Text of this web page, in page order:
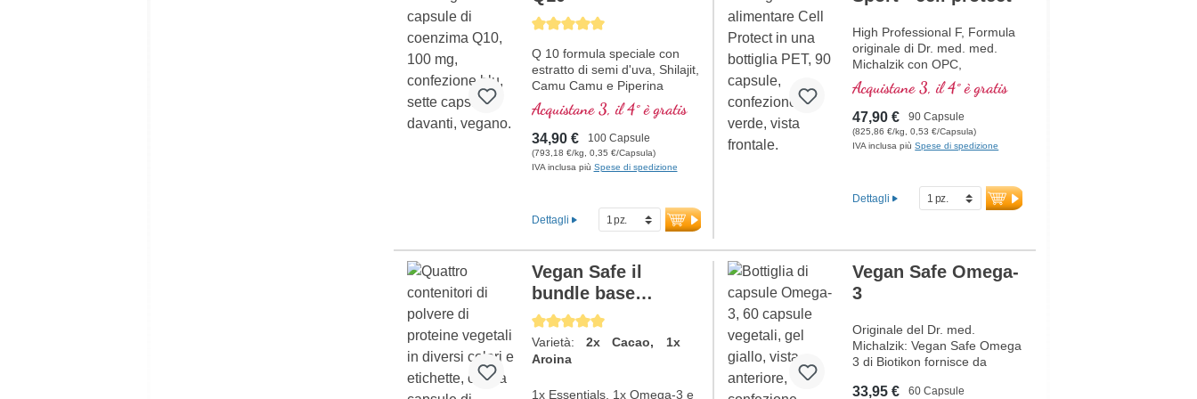
Omega-3 forte vegan
secondo i più alti standard di
qualità. Il sigillo è privo di
Maggiori informazioni su
Omega-3 forte vegan
Average rating of 5 out of 5 stars
Q 10 formula speciale con
estratto di semi d'uva, Shilajit,
Camu Camu e Piperina
Acquistane 3, il 4° è gratis
34,90 € 100 Capsule
(793,18 €/kg, 0,35 €/Capsula)
IVA inclusa più Spese di spedizione
Dettagli
High Professional F, Formula
originale di Dr. med. med.
Michalzik con OPC,
Cordyceps, Acido Carnosico,
Resveratrolo, Q10,
Glutatione, NADH, Omega 3,
Melograno e Vitamina C pura.
Acquistane 3, il 4° è gratis
47,90 € 90 Capsule
(825,86 €/kg, 0,53 €/Capsula)
IVA inclusa piùSpese di spedizione
Dettagli
Average rating of 5 out of 5 stars
Vegan Safe il
bundle base
completo (2x
Cacao, 1x Aronia)
Varietà: 2x Cacao, 1x
Aroina
1x Essentials, 1x Omega-3 e
Vegan Safe Omega-
3
Originale del Dr. med.
Michalzik: Vegan Safe Omega
3 di Biotikon fornisce da
alghe omega-3 vegano dalla
33,95 € 60 Capsule